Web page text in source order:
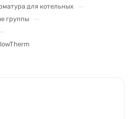
для котельных —
группы —
—